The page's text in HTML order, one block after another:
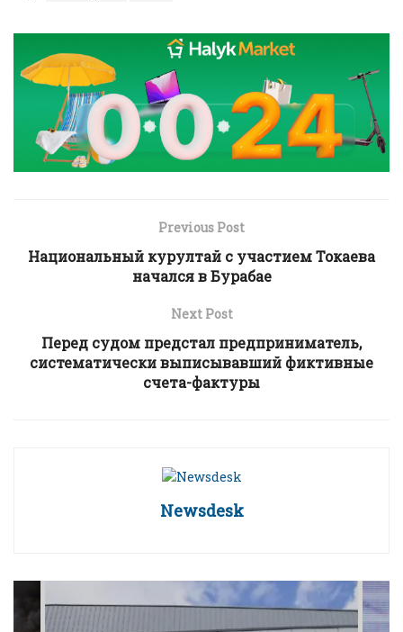
Previous Post
Национальный курултай с участием Токаева
начался в Бурабае
Next Post
Перед судом предстал предприниматель,
систематически выписывавший фиктивные
счета-фактуры
Newsdesk